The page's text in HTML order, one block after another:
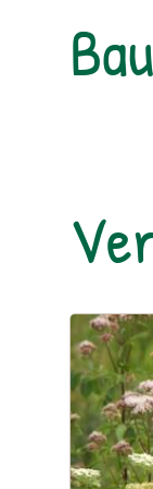
Ein